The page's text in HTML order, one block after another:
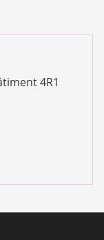
4R1